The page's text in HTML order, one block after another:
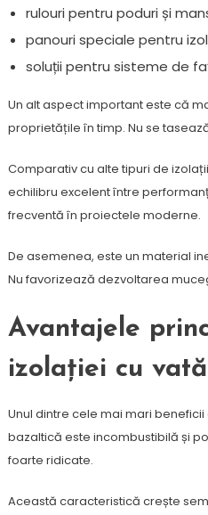
rulouri pentru poduri și
panouri speciale pentru
soluții pentru sisteme de
Un alt aspect important este că
proprietățile în timp. Nu se
Comparativ cu alte tipuri de
echilibru excelent între
frecventă în proiectele moderne.
De asemenea, este un material
Nu favorizează dezvoltarea
Avantajele
izolației cu
Unul dintre cele mai mari
bazaltică este incombustibilă și
foarte ridicate.
Această caracteristică crește